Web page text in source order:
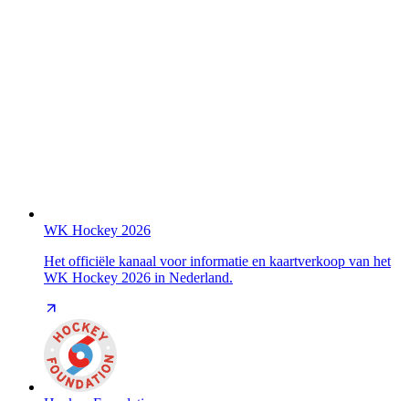
WK Hockey 2026
Het officiële kanaal voor informatie en kaartverkoop van het
WK Hockey 2026 in Nederland.